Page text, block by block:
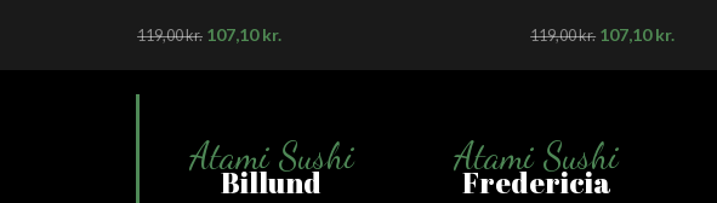
119,00kr. 107,10kr. 119,00kr. 107,10kr.
Atami Sushi
Billund
Atami Sushi
Fredericia